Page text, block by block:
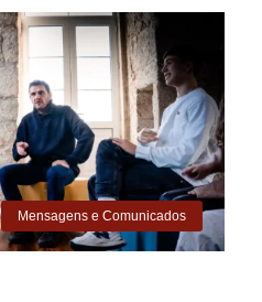
Mensagens e Comunicados